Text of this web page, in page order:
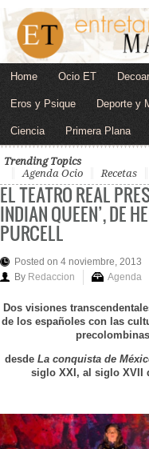
Home Ocio ET
Eros y Psique Deporte y
Ciencia Primera Plana
Trending Topics
Agenda Ocio
Recetas
EL TEATRO REAL
INDIAN QUEEN’, DE
PURCELL
Posted on 4 noviembre, 2013
By Redaccion Agenda
Dos visiones
de los españoles con las
desde La conquista de
siglo XXI, al siglo XVII